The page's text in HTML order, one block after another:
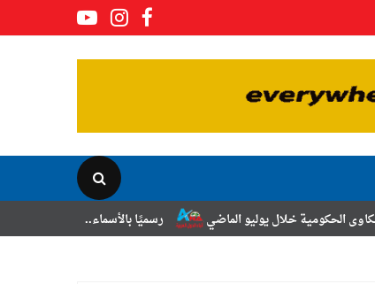
رسميًا بالأسماء.. حركة الترقيات والتنقلات لضباط الماضي